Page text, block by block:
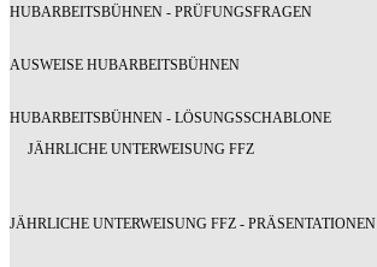
HUBARBEITSBÜHNEN - PRÜFUNGSFRAGEN
AUSWEISE HUBARBEITSBÜHNEN
HUBARBEITSBÜHNEN - LÖSUNGSSCHABLONE
JÄHRLICHE UNTERWEISUNG FFZ
JÄHRLICHE UNTERWEISUNG FFZ - PRÄSENTATIONEN